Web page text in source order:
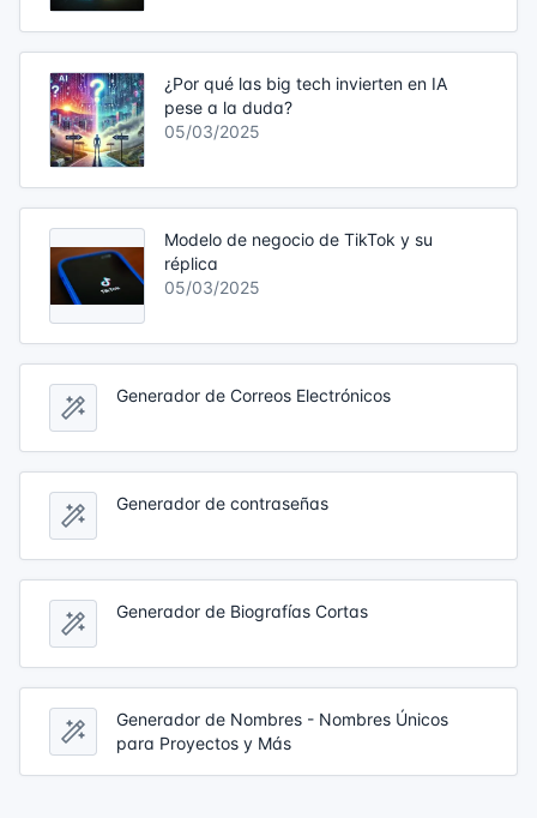
¿Por qué las big tech invierten en IA
pese a la duda?
05/03/2025
Modelo de negocio de TikTok y su
réplica
05/03/2025
Generador de Correos Electrónicos
Generador de contraseñas
Generador de Biografías Cortas
Generador de Nombres - Nombres Únicos
para Proyectos y Más